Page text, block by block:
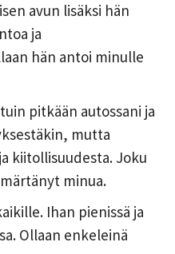
avun lisäksi hän
ja
hän antoi minulle
pitkään autossani ja
mutta
kiitollisuudesta. Joku
minua.
Ihan pienissä ja
Ollaan enkeleinä